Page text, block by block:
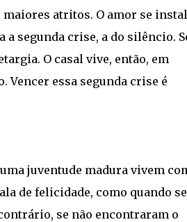
atritos. O amor se
segunda crise, a do silêncio.
O casal vive, então, em
essa segunda crise é
juventude madura vivem
de felicidade, como quando
se não encontraram o